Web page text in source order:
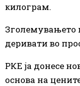
килограм.
Зголемувањето
деривати во
РКЕ ја донесе
основа на